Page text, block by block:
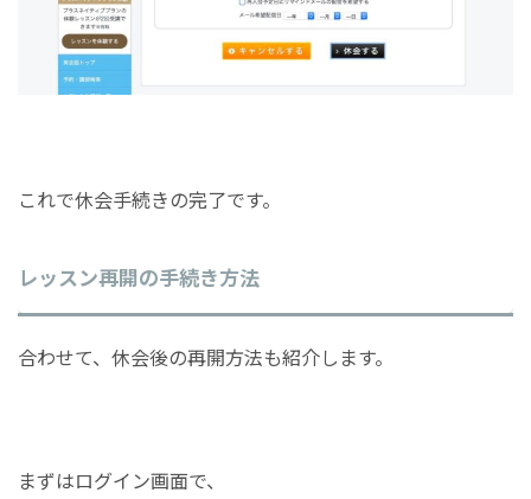
これで休会手続きの完了です。
レッスン再開の手続き方法
合わせて、休会後の再開方法も紹介します。
まずはログイン画面で、